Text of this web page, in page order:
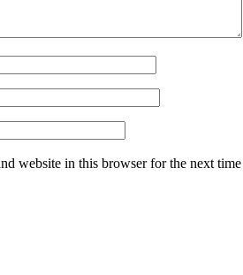
website in this browser for the next time